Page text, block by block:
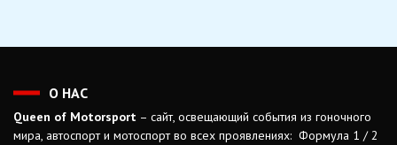
О НАС
Queen of Motorsport – сайт, освещающий события из гоночного
мира, автоспорт и мотоспорт во всех проявлениях: Формула 1 / 2